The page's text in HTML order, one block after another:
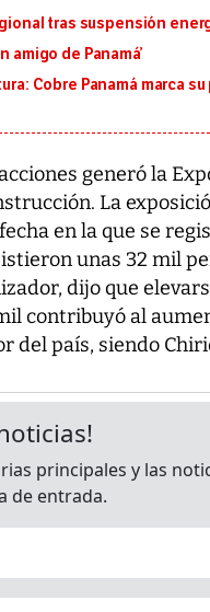
tras suspensión
amigo de Panamá’
Cobre Panamá marca
generó la
La
en la que se
unas 32 mil
dijo que
contribuyó al
del país, siendo